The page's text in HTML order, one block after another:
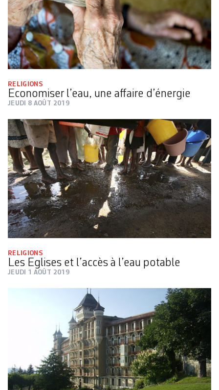
RELIGIONS
Economiser l’eau, une affaire d’énergie
JEUDI 8 AOÛT 2019
RELIGIONS
Les Eglises et l’accès à l’eau potable
JEUDI 1 AOÛT 2019